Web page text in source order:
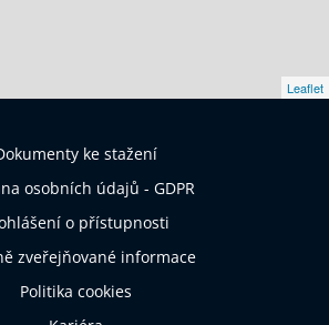
Leaflet
ke stažení
osobních údajů - GDPR
o přístupnosti
zveřejňované informace
Politika cookies